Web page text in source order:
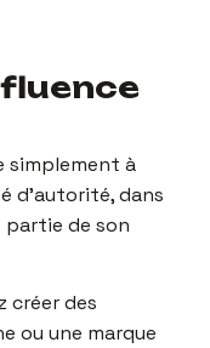
simplement à
d’autorité, dans
partie de son
créer des
ou une marque